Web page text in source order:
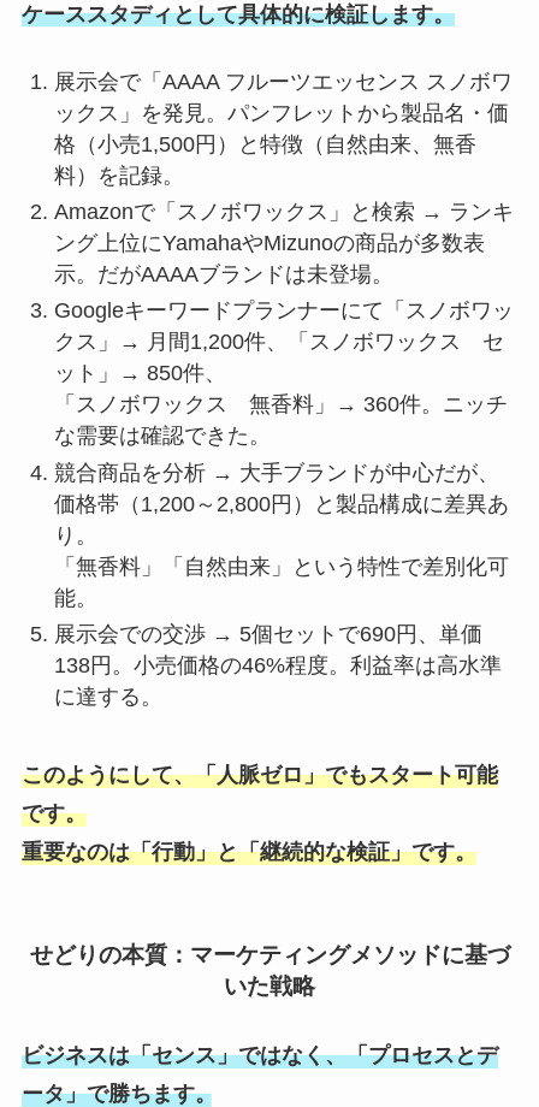
ケーススタディとして具体的に検証します。
展示会で「AAAA フルーツエッセンス スノボワ
ックス」を発見。パンフレットから製品名・価
格（小売1,500円）と特徴（自然由来、無香
料）を記録。
Amazonで「スノボワックス」と検索 → ランキ
ング上位にYamahaやMizunoの商品が多数表
示。だがAAAAブランドは未登場。
Googleキーワードプランナーにて「スノボワッ
クス」→ 月間1,200件、「スノボワックス セ
ット」→ 850件、
「スノボワックス 無香料」→ 360件。ニッチ
な需要は確認できた。
競合商品を分析 → 大手ブランドが中心だが、
価格帯（1,200～2,800円）と製品構成に差異あ
り。
「無香料」「自然由来」という特性で差別化可
能。
展示会での交渉 → 5個セットで690円、単価
138円。小売価格の46%程度。利益率は高水準
に達する。
このようにして、「人脈ゼロ」でもスタート可能
です。
重要なのは「行動」と「継続的な検証」です。
せどりの本質：マーケティングメソッドに基づ
いた戦略
ビジネスは「センス」ではなく、「プロセスとデ
ータ」で勝ちます。